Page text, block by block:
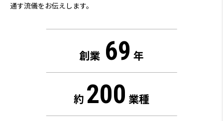
通す流儀をお伝えします。
創業 69 年
約 200 業種